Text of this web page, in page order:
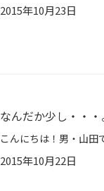
2015年10月23日
なんだか少し・・・
2015年10月22日